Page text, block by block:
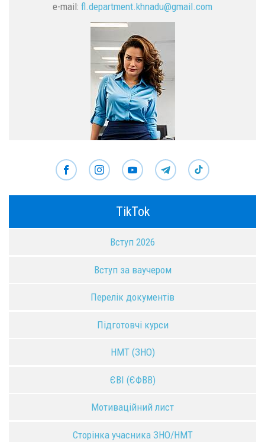
e-mail: fl.department.khnadu@gmail.com
TikTok
Вступ 2026
Вступ за ваучером
Перелік документів
Підготовчі курси
НМТ (ЗНО)
ЄВІ (ЄФВВ)
Мотиваційний лист
Сторінка учасника ЗНО/НМТ